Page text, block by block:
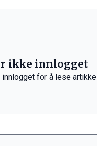
ikke innlogget
for å lese